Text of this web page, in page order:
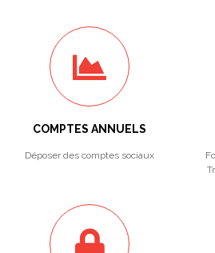
COMPTES ANNUELS
Déposer des comptes sociaux